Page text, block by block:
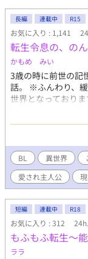
れからハイルに待
生活だった…。 凶
✳︎流血表現多々あり
少なめ…多分きっと
更新はのんびりま
長編 連載中 R15
お気に入り : 1,141
転生令息の、の
かもめ みい
3歳の時に前世の記
話。 ※ふんわり、
世界となっており
パワーで男性妊娠
はなるべく避けて
できません。男性
せて頂いておりま
ておりますが、一
です。 ※無断転載
BL 異世界
愛され主人公
短編 連載中 R18
お気に入り : 312
もふもふ転生〜
ララ